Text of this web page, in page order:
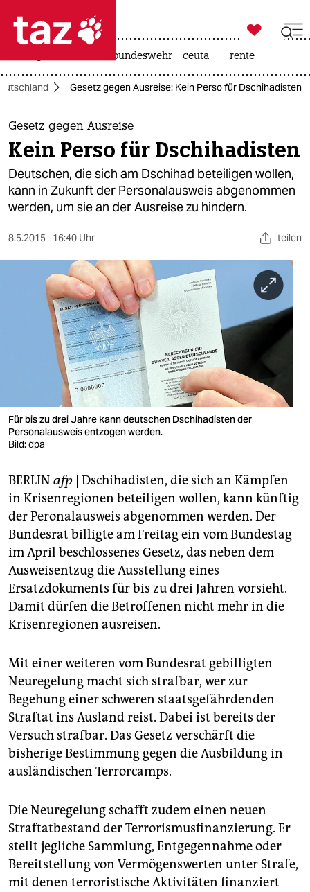
 taz zahl ich
taz zahl ich
themen
politik
öko
wahrheit
verlag
verlag
shop
fragen & hilfe
unterstützen
abo
genossenschaft
epaper login

taz zahl ich
bundeswehr ceuta rente
Gesetz gegen Ausreise: Kein Perso für Dschihadisten
Gesetz gegen Ausreise
Kein Perso für Dschihadisten
Deutschen, die sich am Dschihad beteiligen wollen,
kann in Zukunft der Personalausweis abgenommen
werden, um sie an der Ausreise zu hindern.
8.5.2015 16:40 Uhr teilen
Für bis zu drei Jahre kann deutschen Dschihadisten der
Personalausweis entzogen werden.
Bild: dpa
BERLIN afp | Dschihadisten, die sich an Kämpfen
in Krisenregionen beteiligen wollen, kann künftig
der Peronalausweis abgenommen werden. Der
Bundesrat billigte am Freitag ein vom Bundestag
im April beschlossenes Gesetz, das neben dem
Ausweisentzug die Ausstellung eines
Ersatzdokuments für bis zu drei Jahren vorsieht.
Damit dürfen die Betroffenen nicht mehr in die
Krisenregionen ausreisen.
Mit einer weiteren vom Bundesrat gebilligten
Neuregelung macht sich strafbar, wer zur
Begehung einer schweren staatsgefährdenden
Straftat ins Ausland reist. Dabei ist bereits der
Versuch strafbar. Das Gesetz verschärft die
bisherige Bestimmung gegen die Ausbildung in
ausländischen Terrorcamps.
Die Neuregelung schafft zudem einen neuen
Straftatbestand der Terrorismusfinanzierung. Er
stellt jegliche Sammlung, Entgegennahme oder
Bereitstellung von Vermögenswerten unter Strafe,
mit denen terroristische Aktivitäten finanziert